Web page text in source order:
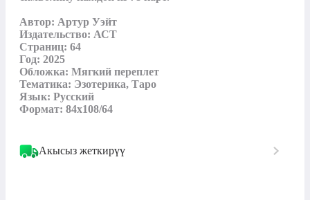
Автор: Артур Уэйт
Издательство: АСТ
Страниц: 64
Год: 2025
Обложка: Мягкий переплет
Тематика: Эзотерика, Таро
Язык: Русский
Формат: 84x108/64
Акысыз жеткирүү